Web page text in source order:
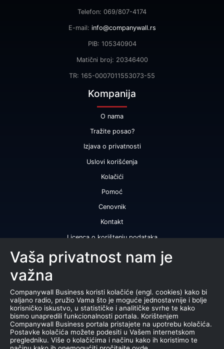
Telefon: 069/807-4174
E-mail: info@companywall.rs
PIB: 105340904
Matični broj: 20346400
TR: 165-0007011553073-55
Kompanija
O nama
Tražite posao?
Izjava o privatnosti
Uslovi korišćenja
Kolačići
Pomoć
Cenovnik
Kontakt
Licenca o korištenju podataka
Naše usluge
Bonitetni izveštaj
Sertifikat bonitetne izvrsnosti
Proizvodi
Saradnja sa registrom APR
Vaša privatnost nam je
važna
Companywall Business koristi kolačiće (engl. cookies) kako bi
valjano radio, pružio Vama što je moguće jednostavnije i bolje
korisničko iskustvo, u statističke i analitičke svrhe te kako
bismo unapredili funkcionalnosti portala. Korištenjem
Companywall Business portala pristajete na upotrebu kolačića.
Postavke kolačića možete podesiti u Vašem internetskom
pregledniku. Više o kolačićima i načinu kako ih koristimo te